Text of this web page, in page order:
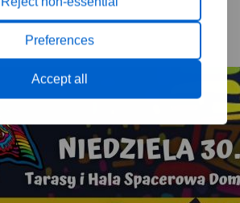
Preferences
Accept all